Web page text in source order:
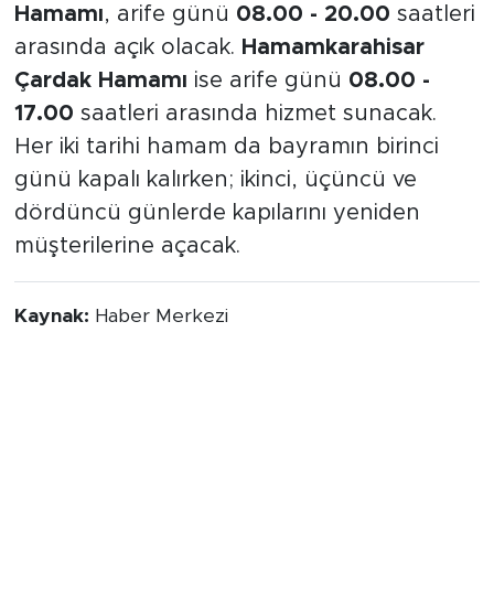
Hamamı, arife günü 08.00 - 20.00 saatleri
arasında açık olacak. Hamamkarahisar
Çardak Hamamı ise arife günü 08.00 -
17.00 saatleri arasında hizmet sunacak.
Her iki tarihi hamam da bayramın birinci
günü kapalı kalırken; ikinci, üçüncü ve
dördüncü günlerde kapılarını yeniden
müşterilerine açacak.
Kaynak: Haber Merkezi